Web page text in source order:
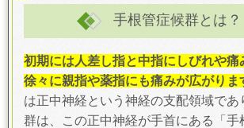
手根管症候群とは？
初期には人差し指と中指にしびれや痛
徐々に親指や薬指にも痛みが広がりま
は正中神経という神経の支配領域であ
群は、この正中神経が手首にある「手